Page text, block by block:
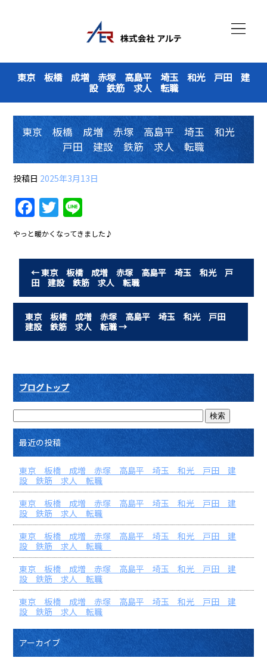
東京 板橋 成増 赤塚 高島平 埼玉 和光 戸田 建
設 鉄筋 求人 転職
東京 板橋 成増 赤塚 高島平 埼玉 和光
戸田 建設 鉄筋 求人 転職
投稿日 2025年3月13日
F
a
c
e
b
o
o
k
T
w
itt
er
n
e
やっと暖かくなってきました♪
←東京 板橋 成増 赤塚 高島平 埼玉 和光 戸
田 建設 鉄筋 求人 転職
東京 板橋 成増 赤塚 高島平 埼玉 和光 戸田
建設 鉄筋 求人 転職→
ブログトップ
最近の投稿
東京 板橋 成増 赤塚 高島平 埼玉 和光 戸田 建
設 鉄筋 求人 転職
東京 板橋 成増 赤塚 高島平 埼玉 和光 戸田 建
設 鉄筋 求人 転職
東京 板橋 成増 赤塚 高島平 埼玉 和光 戸田 建
設 鉄筋 求人 転職
東京 板橋 成増 赤塚 高島平 埼玉 和光 戸田 建
設 鉄筋 求人 転職
東京 板橋 成増 赤塚 高島平 埼玉 和光 戸田 建
設 鉄筋 求人 転職
アーカイブ